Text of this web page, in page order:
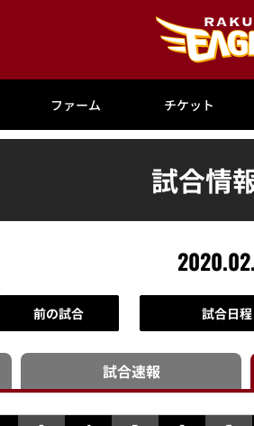
ファーム チケット
試合情
前の試合 試合日
試合速報